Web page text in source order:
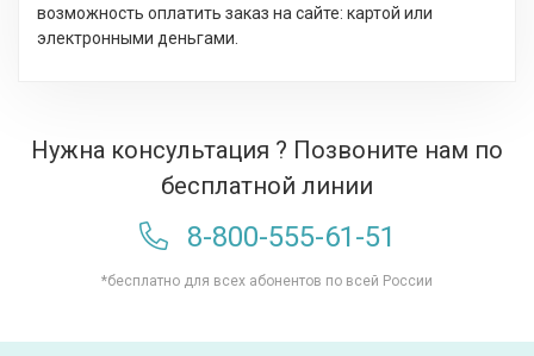
возможность оплатить заказ на сайте: картой или
электронными деньгами.
Нужна консультация ? Позвоните нам по
бесплатной линии
8-800-555-61-51
*бесплатно для всех абонентов по всей России